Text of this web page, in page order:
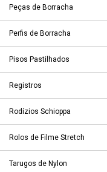
Peças de Borracha
Perfis de Borracha
Pisos Pastilhados
Registros
Rodízios Schioppa
Rolos de Filme Stretch
Tarugos de Nylon